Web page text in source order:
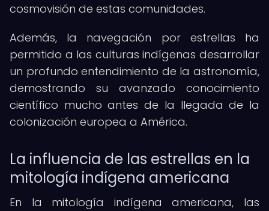
cosmovisión de estas comunidades.
Además, la navegación por estrellas ha
permitido a las culturas indígenas desarrollar
un profundo entendimiento de la astronomía,
demostrando su avanzado conocimiento
científico mucho antes de la llegada de la
colonización europea a América.
La influencia de las estrellas en la
mitología indígena americana
En la mitología indígena americana, las